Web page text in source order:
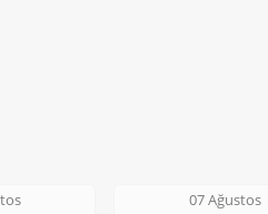
07 Ağustos